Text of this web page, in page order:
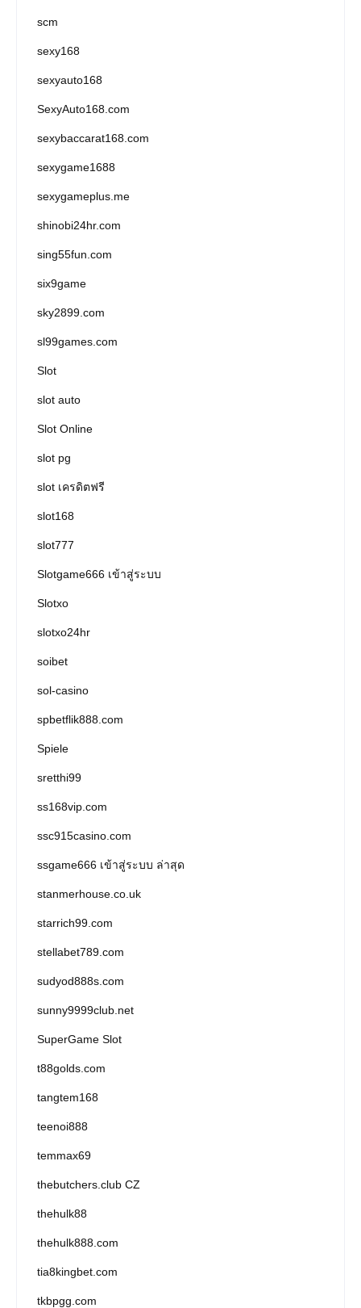
scm
sexy168
sexyauto168
SexyAuto168.com
sexybaccarat168.com
sexygame1688
sexygameplus.me
shinobi24hr.com
sing55fun.com
six9game
sky2899.com
sl99games.com
Slot
slot auto
Slot Online
slot pg
slot เครดิตฟรี
slot168
slot777
Slotgame666 เข้าสู่ระบบ
Slotxo
slotxo24hr
soibet
sol-casino
spbetflik888.com
Spiele
sretthi99
ss168vip.com
ssc915casino.com
ssgame666 เข้าสู่ระบบ ล่าสุด
stanmerhouse.co.uk
starrich99.com
stellabet789.com
sudyod888s.com
sunny9999club.net
SuperGame Slot
t88golds.com
tangtem168
teenoi888
temmax69
thebutchers.club CZ
thehulk88
thehulk888.com
tia8kingbet.com
tkbpgg.com